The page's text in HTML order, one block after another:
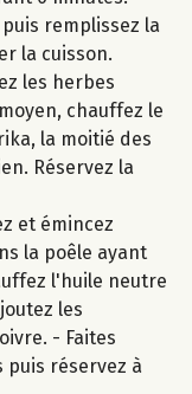
remplissez la
la cuisson.
les herbes
chauffez le
la moitié des
Réservez la
et émincez
la poêle ayant
l'huile neutre
les
- Faites
réservez à